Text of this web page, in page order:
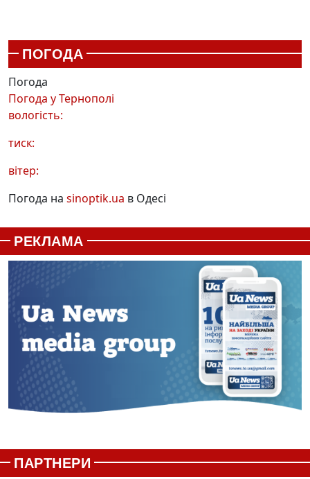
ПОГОДА
Погода
Погода уТернополі
вологість:
тиск:
вітер:
Погода на sinoptik.ua в Одесі
РЕКЛАМА
ПАРТНЕРИ